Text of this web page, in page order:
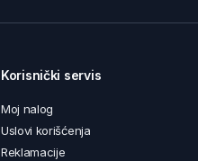
Korisnički servis
Moj nalog
Uslovi korišćenja
Reklamacije